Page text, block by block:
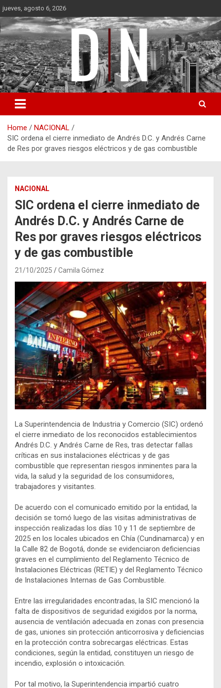
Skip
to
content
jueves, agosto 6, 2026
Diámetro Noticias
Home
NACIONAL
SIC ordena el cierre inmediato de Andrés D.C. y Andrés Carne
de Res por graves riesgos eléctricos y de gas combustible
NACIONAL
SIC ordena el cierre inmediato de
Andrés D.C. y Andrés Carne de
Res por graves riesgos eléctricos
y de gas combustible
21/10/2025 Camila Gómez
La Superintendencia de Industria y Comercio (SIC) ordenó
el cierre inmediato de los reconocidos establecimientos
Andrés D.C. y Andrés Carne de Res, tras detectar fallas
críticas en sus instalaciones eléctricas y de gas
combustible que representan riesgos inminentes para la
vida, la salud y la seguridad de los consumidores,
trabajadores y visitantes.
De acuerdo con el comunicado emitido por la entidad, la
decisión se tomó luego de las visitas administrativas de
inspección realizadas los días 10 y 11 de septiembre de
2025 en los locales ubicados en Chía (Cundinamarca) y en
la Calle 82 de Bogotá, donde se evidenciaron deficiencias
graves en el cumplimiento del Reglamento Técnico de
Instalaciones Eléctricas (RETIE) y del Reglamento Técnico
de Instalaciones Internas de Gas Combustible.
Entre las irregularidades encontradas, la SIC mencionó la
falta de dispositivos de seguridad exigidos por la norma,
ausencia de ventilación adecuada en zonas con presencia
de gas, uniones sin protección anticorrosiva y deficiencias
en la protección contra sobrecargas eléctricas. Estas
condiciones, según la entidad, constituyen un riesgo de
incendio, explosión o intoxicación.
Por tal motivo, la Superintendencia impartió cuatro